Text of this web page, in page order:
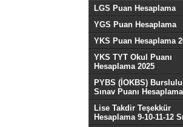
LGS Puan Hesaplama
YGS Puan Hesaplama
YKS Puan Hesaplama
YKS TYT Okul Puanı
Hesaplama 2025
PYBS (İOKBS)
Sınav Puanı Hesaplama
Lise Takdir Teşekkür
Hesaplama 9-10-11-12